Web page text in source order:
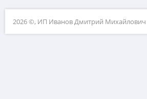
2026 ©, ИП Иванов Дмитрий Михайлович